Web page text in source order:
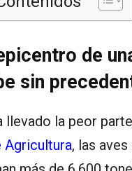
de
sin
llevado la peor
Agricultura, las